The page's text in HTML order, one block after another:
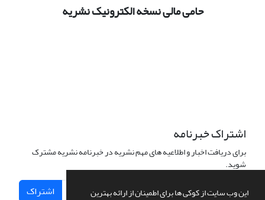
این وب سایت از کوکی ها برای اطمینان از ارائه بهترین
حامی مالی نسخه الکترونیک نشریه
اشتراک خبرنامه
برای دریافت اخبار و اطلاعیه های مهم نشریه در خبرنامه نشریه مشترک
شوید.
اشتراک